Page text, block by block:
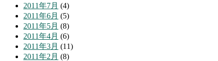
2011年7月 (4)
2011年6月 (5)
2011年5月 (8)
2011年4月 (6)
2011年3月 (11)
2011年2月 (8)